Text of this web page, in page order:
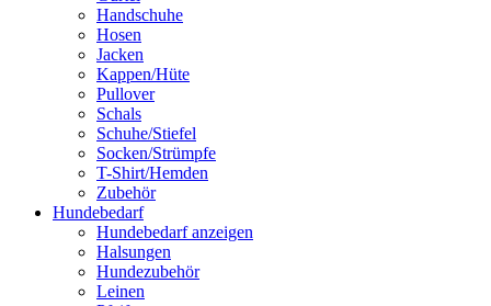
Handschuhe
Hosen
Jacken
Kappen/Hüte
Pullover
Schals
Schuhe/Stiefel
Socken/Strümpfe
T-Shirt/Hemden
Zubehör
Hundebedarf
Hundebedarf anzeigen
Halsungen
Hundezubehör
Leinen